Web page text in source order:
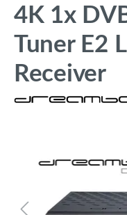
4K 1x
Tuner E2
Receiver